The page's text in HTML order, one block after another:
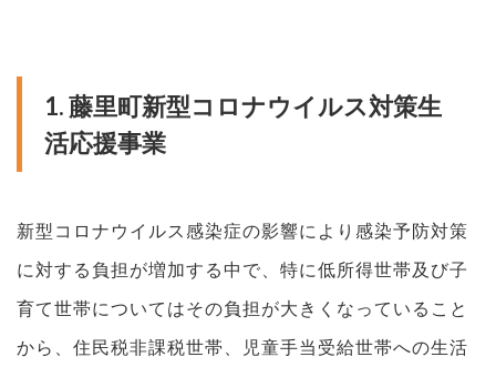
1. 藤里町新型コロナウイルス対策生
活応援事業
新型コロナウイルス感染症の影響により感染予防対策
に対する負担が増加する中で、特に低所得世帯及び子
育て世帯についてはその負担が大きくなっていること
から、住民税非課税世帯、児童手当受給世帯への生活